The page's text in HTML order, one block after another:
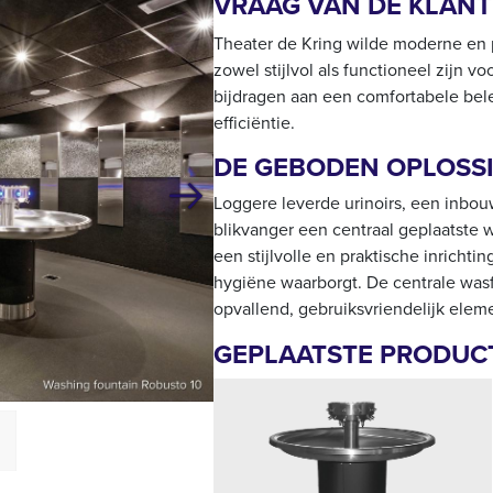
Volgende
Theater de Kring wilde moderne
zowel stijlvol als functioneel zijn
bijdragen aan een comfortabele
efficiëntie.
DE GEBODEN
Loggere leverde urinoirs, een
blikvanger een centraal geplaatste
een stijlvolle en praktische
hygiëne waarborgt. De centrale
opvallend, gebruiksvriendelijk
GEPLAATSTE